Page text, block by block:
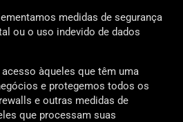
medidas de segurança
ou o uso indevido de dados
àqueles que têm uma
e protegemos todos os
e outras medidas de
que processam suas